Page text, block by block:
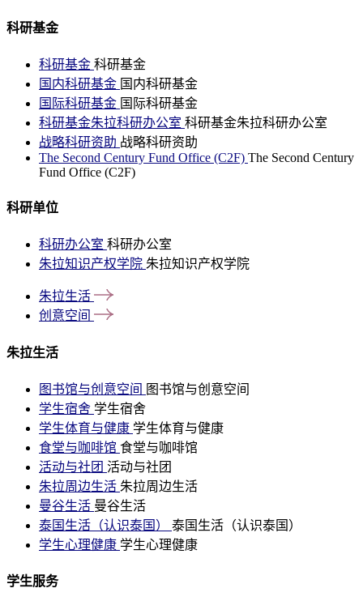
科研基金
科研基金 科研基金
国内科研基金 国内科研基金
国际科研基金 国际科研基金
科研基金朱拉科研办公室 科研基金朱拉科研办公室
战略科研资助 战略科研资助
The Second Century Fund Office (C2F) The Second Century
Fund Office (C2F)
科研单位
科研办公室 科研办公室
朱拉知识产权学院 朱拉知识产权学院
朱拉生活
创意空间
朱拉生活
图书馆与创意空间 图书馆与创意空间
学生宿舍 学生宿舍
学生体育与健康 学生体育与健康
食堂与咖啡馆 食堂与咖啡馆
活动与社团 活动与社团
朱拉周边生活 朱拉周边生活
曼谷生活 曼谷生活
泰国生活（认识泰国） 泰国生活（认识泰国）
学生心理健康 学生心理健康
学生服务